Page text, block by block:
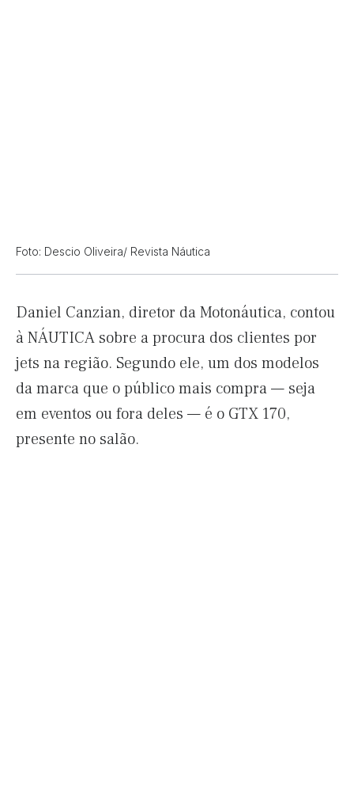
Foto: Descio Oliveira/ Revista Náutica
Daniel Canzian, diretor da Motonáutica, contou
à NÁUTICA sobre a procura dos clientes por
jets na região. Segundo ele, um dos modelos
da marca que o público mais compra — seja
em eventos ou fora deles — é o GTX 170,
presente no salão.